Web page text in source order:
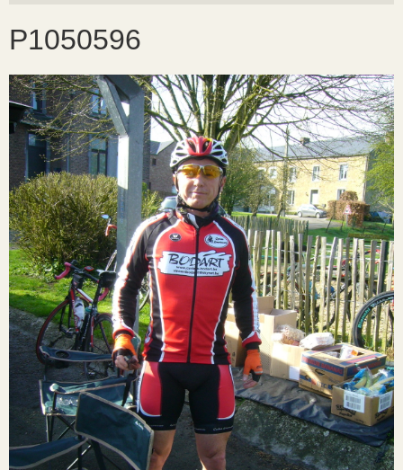
P1050596